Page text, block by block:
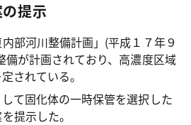
提示
部河川整備計画」(平成１７年９
備が計画されており、高濃度区域
されている。
て固化体の一時保管を選択した
提示した。